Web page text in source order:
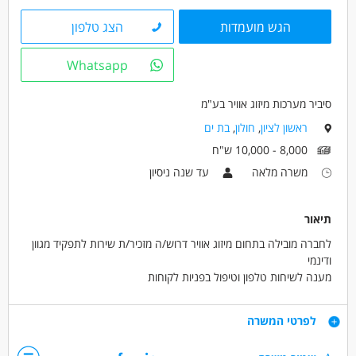
עבודה בשעות גמישות
בונוס למתמידים
עבודה מיידית
משרה מלאה
אקדמאים ללא נסיון
בני 40 פלוס
הגש מועמדות הצג טלפון
Whatsapp
סיביר מערכות מיזוג אוויר בע"מ
ראשון לציון, חולון,בת ים
8,000 - 10,000 ש"ח
משרה מלאה
עד שנה ניסיון
תיאור
לחברה מובילה בתחום מיזוג אוויר דרוש/ה מזכיר/ת שירות לתפקיד מגוון
ודינמי
מענה לשיחות טלפון וטיפול בפניות לקוחות
תיאום פגישות וניהול יומן
דרישות
לפרטי המשרה